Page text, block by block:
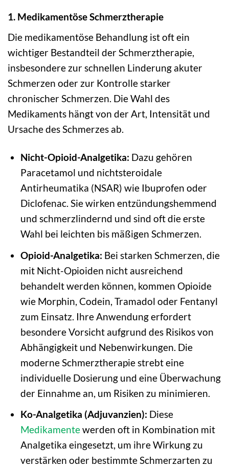
1. Medikamentöse Schmerztherapie
Die medikamentöse Behandlung ist oft ein
wichtiger Bestandteil der Schmerztherapie,
insbesondere zur schnellen Linderung akuter
Schmerzen oder zur Kontrolle starker
chronischer Schmerzen. Die Wahl des
Medikaments hängt von der Art, Intensität und
Ursache des Schmerzes ab.
Nicht-Opioid-Analgetika: Dazu gehören
Paracetamol und nichtsteroidale
Antirheumatika (NSAR) wie Ibuprofen oder
Diclofenac. Sie wirken entzündungshemmend
und schmerzlindernd und sind oft die erste
Wahl bei leichten bis mäßigen Schmerzen.
Opioid-Analgetika: Bei starken Schmerzen, die
mit Nicht-Opioiden nicht ausreichend
behandelt werden können, kommen Opioide
wie Morphin, Codein, Tramadol oder Fentanyl
zum Einsatz. Ihre Anwendung erfordert
besondere Vorsicht aufgrund des Risikos von
Abhängigkeit und Nebenwirkungen. Die
moderne Schmerztherapie strebt eine
individuelle Dosierung und eine Überwachung
der Einnahme an, um Risiken zu minimieren.
Ko-Analgetika (Adjuvanzien): Diese
Medikamentewerden oft in Kombination mit
Analgetika eingesetzt, um ihre Wirkung zu
verstärken oder bestimmte Schmerzarten zu